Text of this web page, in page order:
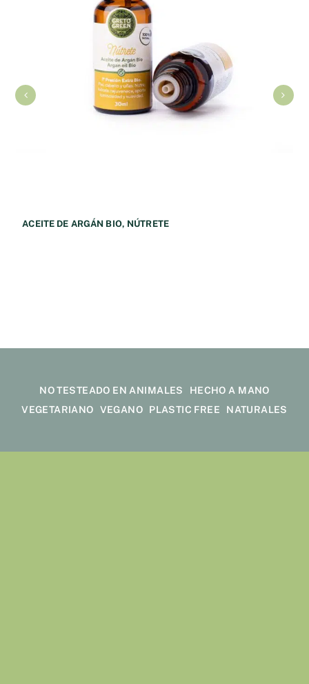
ACEITE DE ARGÁN BIO, NÚTRETE
NO TESTEADO EN ANIMALES
HECHO A MANO
VEGETARIANO
VEGANO PLASTIC FREE NATURALES